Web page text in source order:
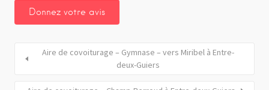
Aire de covoiturage – Gymnase – vers Miribel à Entre-
deux-Guiers